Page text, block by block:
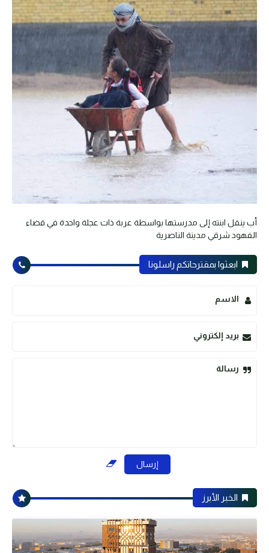
أب ينقل ابنته إلى مدرستها بواسطة عربة ذات عجلة واحدة في قضاء
الفهود شرقي مدينة الناصرية
ابعثوا بمقترحاتكم راسلونا
الاسم
بريد إلكتروني
رسالة
الخبر الأبرز